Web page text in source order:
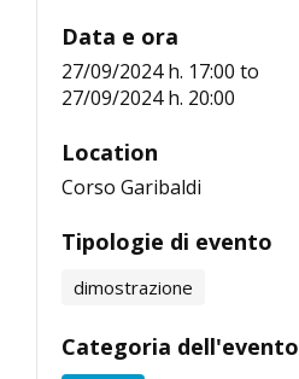
Data e ora
27/09/2024 h. 17:00 to
27/09/2024 h. 20:00
Location
Corso Garibaldi
Tipologie di evento
dimostrazione
Categoria dell'evento